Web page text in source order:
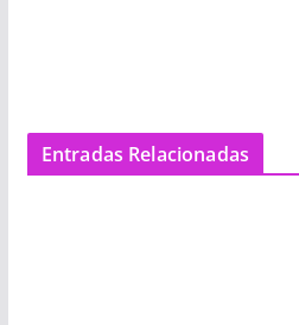
Entradas Relacionadas